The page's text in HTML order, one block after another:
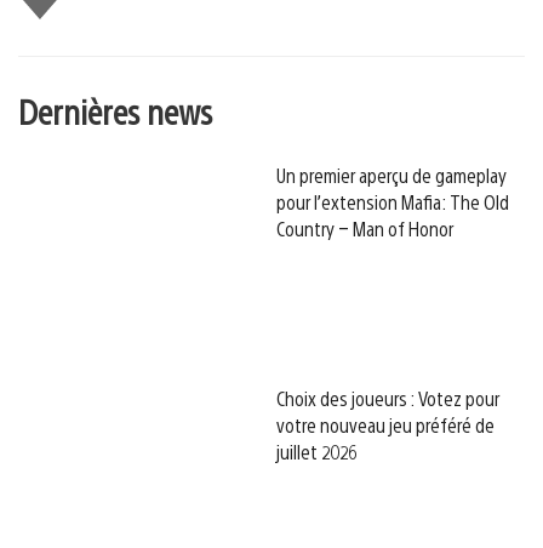
Dernières news
Un premier aperçu de gameplay
pour l’extension Mafia: The Old
Country – Man of Honor
Choix des joueurs : Votez pour
votre nouveau jeu préféré de
juillet 2026